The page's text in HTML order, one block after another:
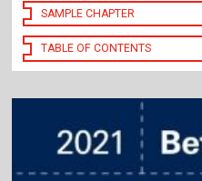
SAMPLE CHAPTER
TABLE OF CONTENTS